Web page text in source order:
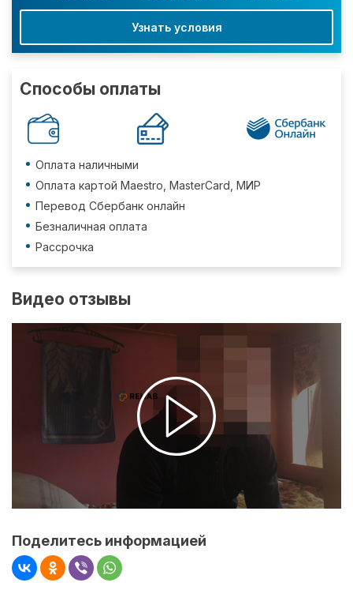
Узнать условия
Способы оплаты
Оплата наличными
Оплата картой Maestro, MasterCard, МИР
Перевод Сбербанк онлайн
Безналичная оплата
Рассрочка
Видео отзывы
Поделитесь информацией